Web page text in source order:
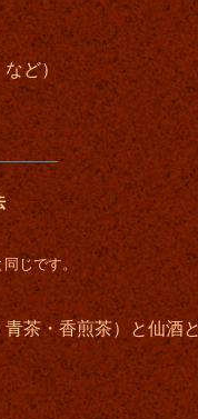
ど）
じです。
・香煎茶）と仙酒